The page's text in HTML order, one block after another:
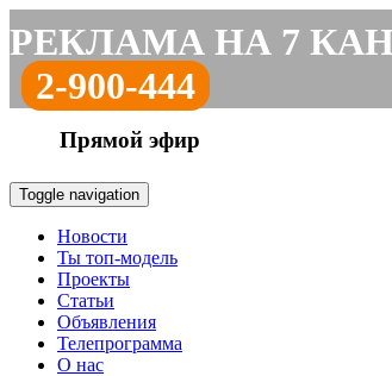
РЕКЛАМА НА 7
2-900-444
Прямой эфир
Toggle navigation
Новости
Ты топ-модель
Проекты
Статьи
Объявления
Телепрограмма
О нас